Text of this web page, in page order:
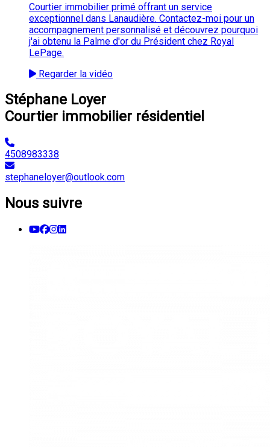
Courtier immobilier primé offrant un service
exceptionnel dans Lanaudière. Contactez-moi pour un
accompagnement personnalisé et découvrez pourquoi
j'ai obtenu la Palme d'or du Président chez Royal
LePage.
Regarder la vidéo
Stéphane Loyer
Courtier immobilier résidentiel
4508983338
stephaneloyer@outlook.com
Nous suivre